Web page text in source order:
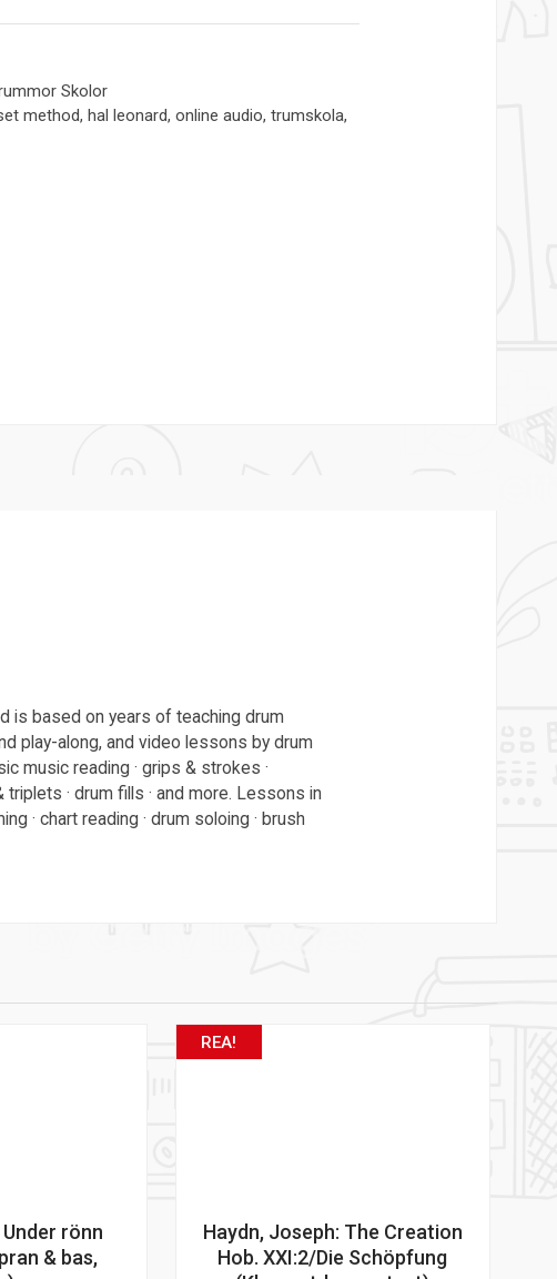
Skolor
method,hal leonard,online audio,trumskola,
is based on years of teaching drum
play-along, and video lessons by drum
music reading · grips & strokes ·
· drum fills · and more. Lessons in
· chart reading · drum soloing · brush
rönn
& bas,
REA!
Haydn, Joseph: The Creation
Hob. XXI:2/Die Schöpfung